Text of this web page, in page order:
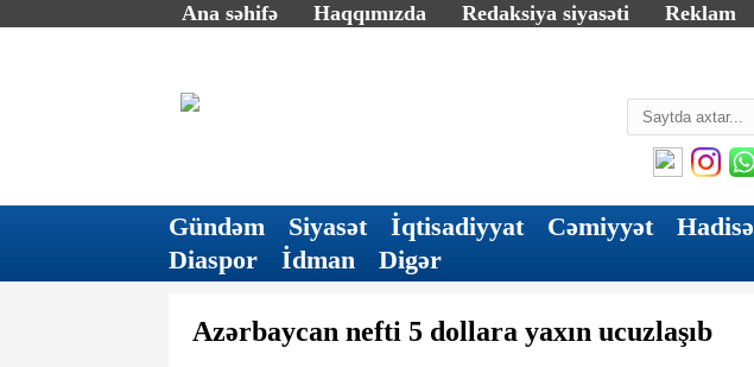
Ana səhifə Haqqımızda Redaksiya siyasəti Reklam
Gündəm Siyasət İqtisadiyyat Cəmiyyət Hadisə
Diaspor
İdman Digər
Azərbaycan nefti 5 dollara yaxın ucuzlaşıb